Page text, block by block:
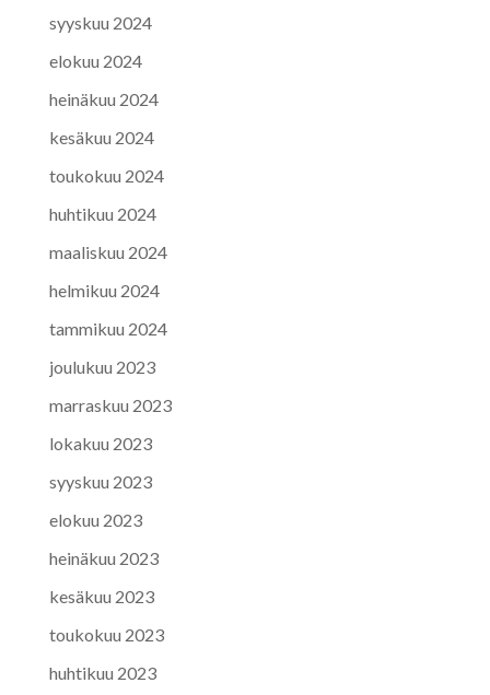
syyskuu 2024
elokuu 2024
heinäkuu 2024
kesäkuu 2024
toukokuu 2024
huhtikuu 2024
maaliskuu 2024
helmikuu 2024
tammikuu 2024
joulukuu 2023
marraskuu 2023
lokakuu 2023
syyskuu 2023
elokuu 2023
heinäkuu 2023
kesäkuu 2023
toukokuu 2023
huhtikuu 2023